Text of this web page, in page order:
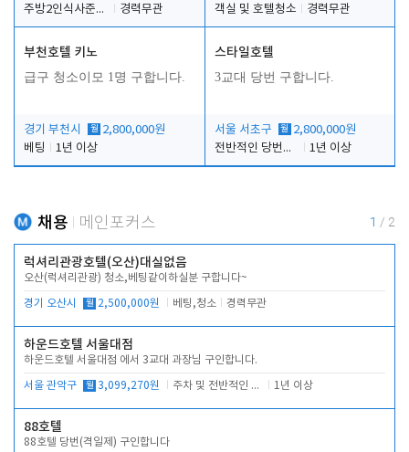
주방2인식사준비및청소린렌보조
경력무관
객실 및 호텔청소
경력무관
부천호텔 키노
급구 청소이모 1명 구합니다.
경기 부천시 월 2,800,000원
베팅
1년 이상
스타일호텔
3교대 당번 구합니다.
서울 서초구 월 2,800,000원
전반적인 당번업무
1년 이상
채용 메인포커스 1 / 2
럭셔리관광호텔(오산)대실없음
오산(럭셔리관광) 청소,베팅같이하실분 구합니다~
경기 오산시 월 2,500,000원 베팅,청소 경력무관
하운드호텔 서울대점
하운드호텔 서울대점 에서 3교대 과장님 구인합니다.
서울 관악구 월 3,099,270원 주차 및 전반적인 당번업무 1년 이상
88호텔
88호텔 당번(격일제) 구인합니다